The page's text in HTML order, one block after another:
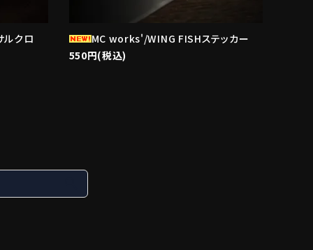
ルクロ
MC works'/WING FISHステッカー
550円(税込)